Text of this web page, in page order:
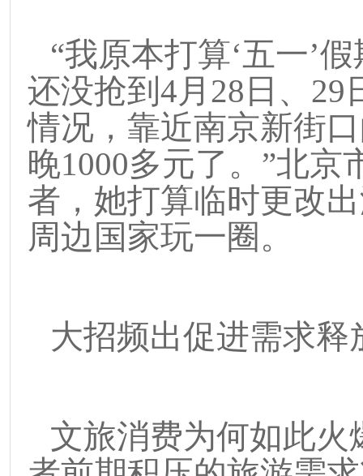
“我原本打算‘五一’假
还没抢到 4月 28 日、 29
情况，靠近南京新街
晚1000多元了。 ”北京
者，她打算临时更改
周边国家玩一圈。
大招频出促进需求释
文旅消费为何如此